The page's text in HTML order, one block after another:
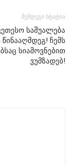
შემდეგი სტატია
საშუალება
წინააღმდეგ! ჩემს
სიამოვნებით
ვუმზადებ!